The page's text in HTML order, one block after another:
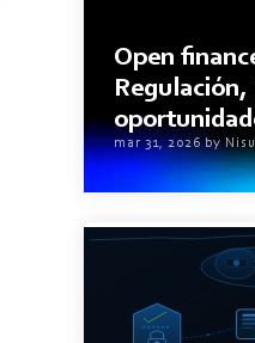
Open
mar 31, 2026 by